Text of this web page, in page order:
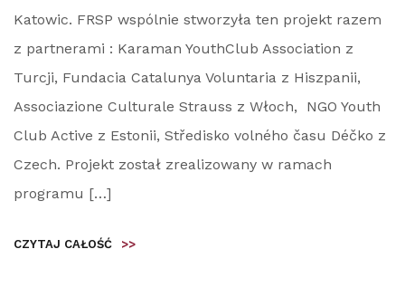
Katowic. FRSP wspólnie stworzyła ten projekt razem
z partnerami : Karaman YouthClub Association z
Turcji, Fundacia Catalunya Voluntaria z Hiszpanii,
Associazione Culturale Strauss z Włoch, NGO Youth
Club Active z Estonii, Středisko volného času Déčko z
Czech. Projekt został zrealizowany w ramach
programu […]
CZYTAJ CAŁOŚĆ >>